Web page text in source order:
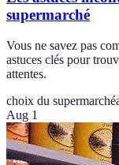
supermarché
Vous ne savez pas
astuces clés pour
attentes.
choix du supermarché
Aug 1